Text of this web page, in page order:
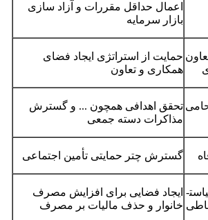
اعمال حداقل مقررات و آزاد سازی
بازار سرمایه
حمایت از استراتژی ایجاد فضای
همکاری و تعاون
تحقق اهدافی همچون ... و گسترش
مذاکرات دسته جمعی
گسترش چتر حمایتی تأمین اجتماعی
حامی سیاست­ ایجاد فضایی برای افزایش مصرف
خانوار و حذف مالیات بر مصرف